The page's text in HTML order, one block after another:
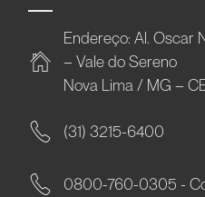
Endereço: Al. Oscar
– Vale do Sereno
Nova Lima / MG –
(31) 3215-6400
0800-760-0305 -